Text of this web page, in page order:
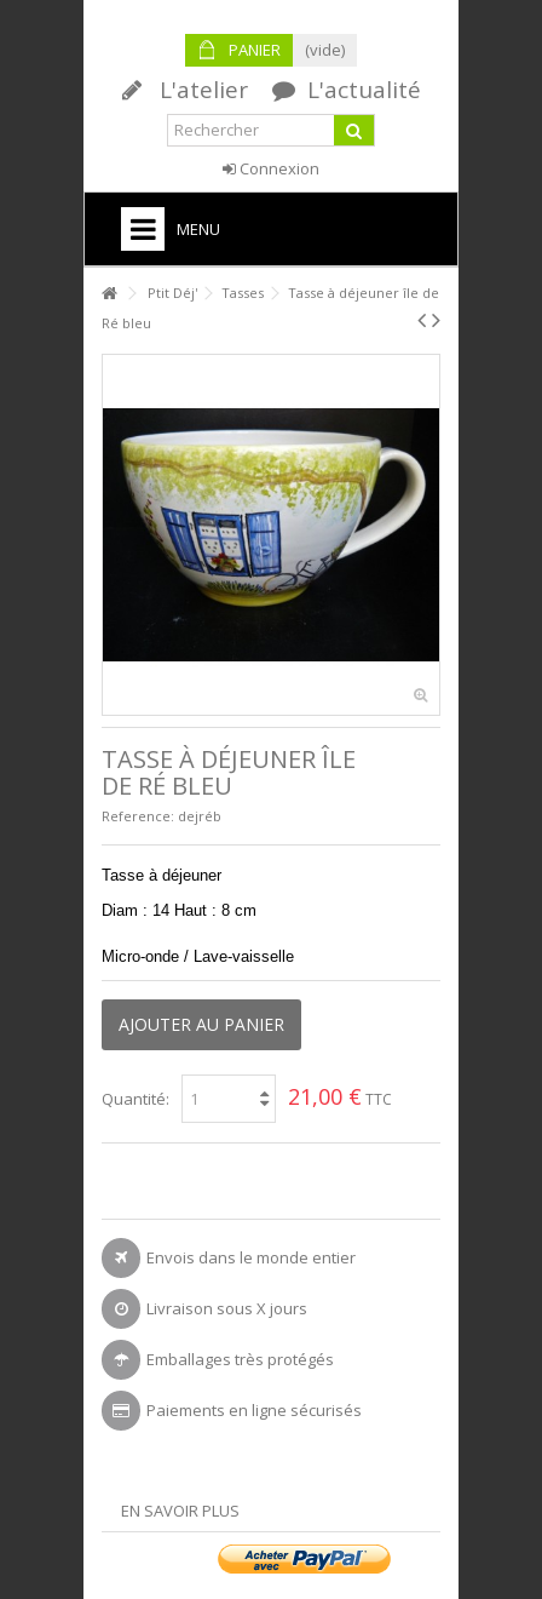
PANIER (vide)
L'atelier L'actualité
Connexion
MENU
HOME
PTIT DÉJ'
PLAQUES DÉCORATIVES
ANIMAUX
UNIVERS ENFANTS
PRESTIGE
Ptit Déj' Tasses
Tasse à déjeuner île de
Ré bleu
TASSE À DÉJEUNER ÎLE
DE RÉ BLEU
Reference: dejréb
Tasse à déjeuner
Diam : 14 Haut : 8 cm
Micro-onde / Lave-vaisselle
AJOUTER AU PANIER
Quantité: 21,00 € TTC
Envois dans le monde entier
Livraison sous X jours
Emballages très protégés
Paiements en ligne sécurisés
EN SAVOIR PLUS